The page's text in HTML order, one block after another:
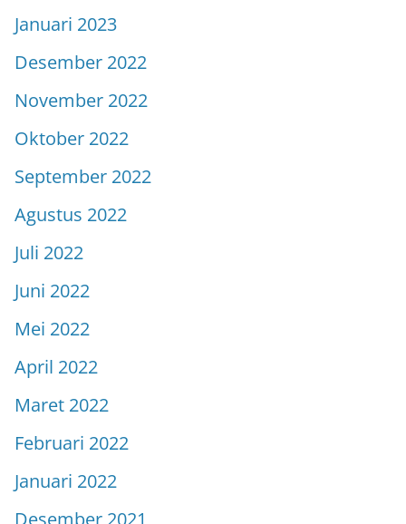
Januari 2023
Desember 2022
November 2022
Oktober 2022
September 2022
Agustus 2022
Juli 2022
Juni 2022
Mei 2022
April 2022
Maret 2022
Februari 2022
Januari 2022
Desember 2021